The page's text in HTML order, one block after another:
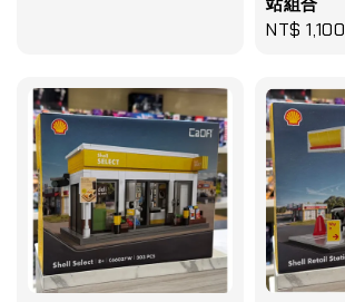
Sale
NT$ 1,100